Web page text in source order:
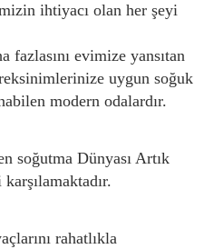
ihtiyacı olan her şeyi
fazlasını evimize yansıtan
uygun soğuk
modern odalardır.
soğutma Dünyası Artık
rahatlıkla